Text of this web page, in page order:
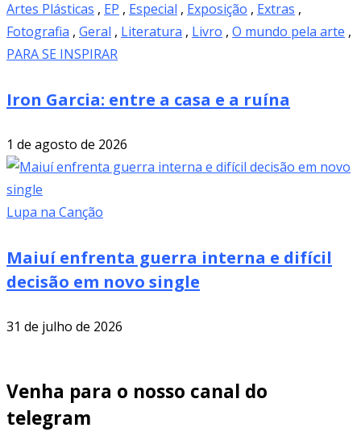
Artes Plásticas , EP , Especial , Exposição , Extras ,
Fotografia , Geral , Literatura , Livro , O mundo pela arte ,
PARA SE INSPIRAR
Iron Garcia: entre a casa e a ruína
1 de agosto de 2026
Lupa na Canção
Maiuí enfrenta guerra interna e difícil
decisão em novo single
31 de julho de 2026
Venha para o nosso canal do
telegram